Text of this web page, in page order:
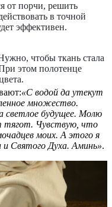
от порчи, решить
в точной
эффективен.
чтобы ткань стала
этом полотенце
«С водой да утекут
множество.
светлое будущее. Молю
тягот. Чувствую, что
моих. А этого я
Святого Духа. Аминь».